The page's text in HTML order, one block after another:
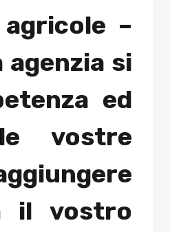
–
si
ed
vostre
il vostro